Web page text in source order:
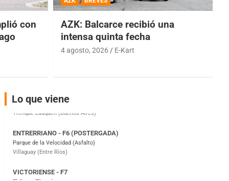
con
AZK: Balcarce recibió una
intensa quinta fecha
4 agosto, 2026 E-Kart
Lo que viene
IAME SERIES ARGENTINA 6
Ramiro Tot (Asfalto)
Baradero (Buenos Aires)
Parque de la Velocidad (Asfalto)
El Cerro (Tierra)
Victoria (Entre Ríos)
Moto Club Reginense (Tierra)